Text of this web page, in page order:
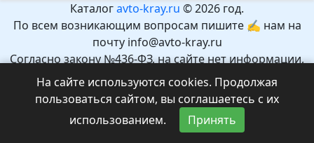
Каталогavto-kray.ru © 2026 год.
По всем возникающим вопросам пишите ✍ нам на
почту info@avto-kray.ru
Согласно закону №436-ФЗ, на сайте нет информации,
которая может причинить вред здоровью и развитию
Рекомендуемый возраст 12+.
На сайте используются cookies. Продолжая
пользоваться сайтом, вы соглашаетесь с их
использованием.
Принять